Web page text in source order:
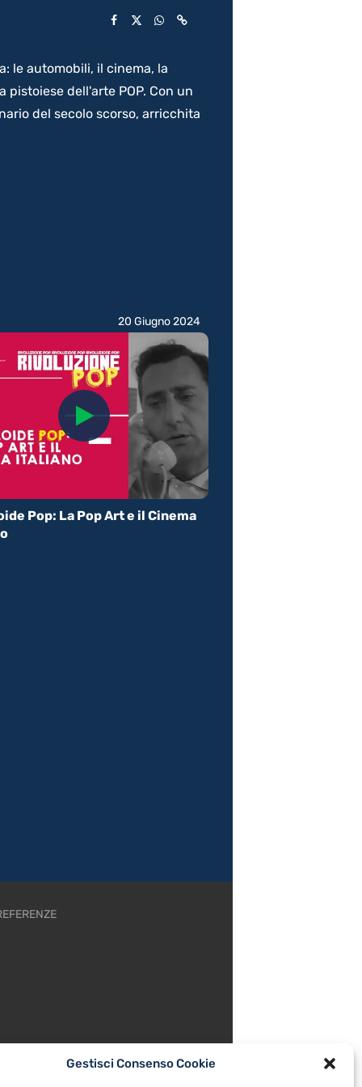
Gestisci Consenso Cookie
le automobili, il cinema, la
dell'arte POP. Con un
del secolo scorso, arricchita
Pop: La Pop Art e il Cinema
20 Giugno 2024